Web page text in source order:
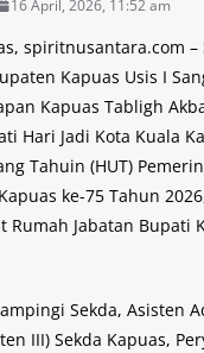
16 April, 2026, 11:52 am
spiritnusantara.com –
Kapuas Usis I
Kapuas Tabligh
Hari Jadi Kota Kuala
Tahuin (HUT)
ke-75 Tahun
Rumah Jabatan Bupati
Sekda, Asisten
III) Sekda Kapuas,